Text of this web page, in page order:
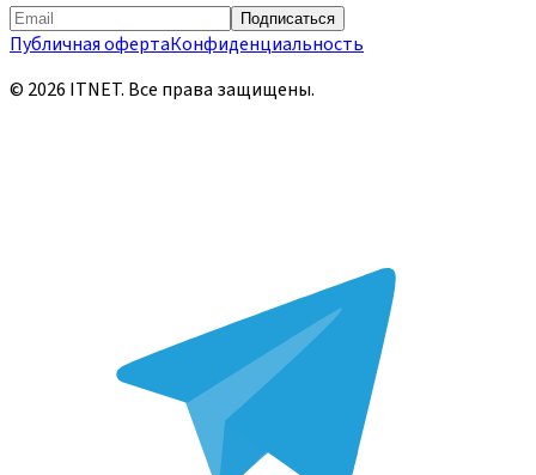
Подписаться
Публичная офертаКонфиденциальность
© 2026 ITNET. Все права защищены.